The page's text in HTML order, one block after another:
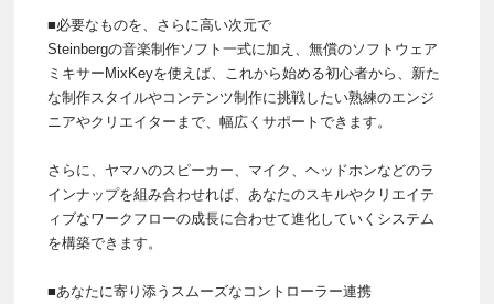
■必要なものを、さらに高い次元で
Steinbergの音楽制作ソフト一式に加え、無償のソフトウェア
ミキサーMixKeyを使えば、これから始める初心者から、新た
な制作スタイルやコンテンツ制作に挑戦したい熟練のエンジ
ニアやクリエイターまで、幅広くサポートできます。
さらに、ヤマハのスピーカー、マイク、ヘッドホンなどのラ
インナップを組み合わせれば、あなたのスキルやクリエイテ
ィブなワークフローの成長に合わせて進化していくシステム
を構築できます。
■あなたに寄り添うスムーズなコントローラー連携